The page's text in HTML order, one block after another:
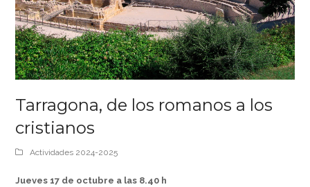
Tarragona, de los romanos a los
cristianos
Actividades 2024-2025
Jueves 17 de octubre a las 8.40 h